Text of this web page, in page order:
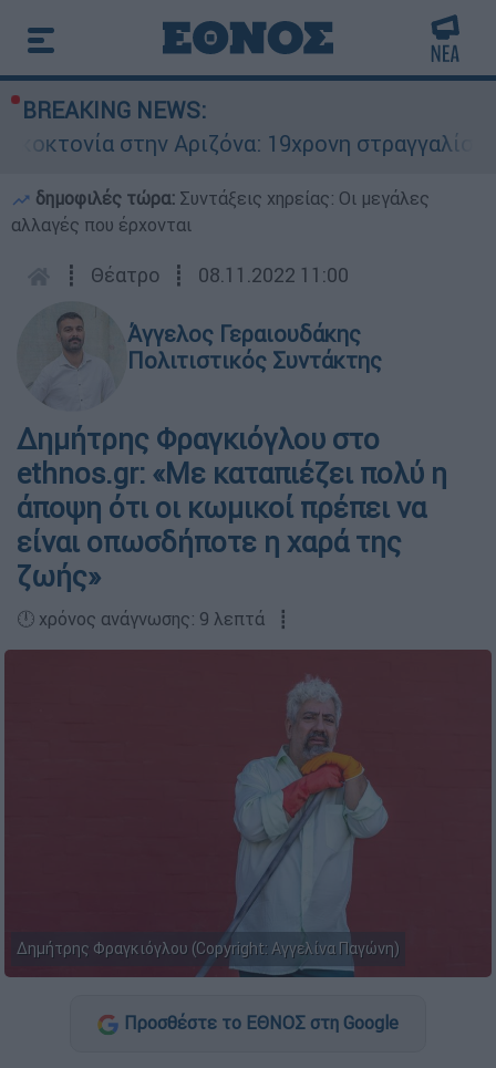
BREAKING NEWS:
στην Αριζόνα: 19χρονη στραγγαλίστηκε από
δημοφιλές τώρα: Συντάξεις χηρείας: Οι μεγάλες
αλλαγές που έρχονται
┋ Θέατρο ┋ 08.11.2022 11:00
Άγγελος Γεραιουδάκης
Πολιτιστικός Συντάκτης
Δημήτρης Φραγκιόγλου στο
ethnos.gr: «Με καταπιέζει πολύ η
άποψη ότι οι κωμικοί πρέπει να
είναι οπωσδήποτε η χαρά της
ζωής»
🕛 χρόνος ανάγνωσης: 9 λεπτά ┋
Δημήτρης Φραγκιόγλου (Copyright: Αγγελίνα Παγώνη)
Προσθέστε το ΕΘΝΟΣ στη Google